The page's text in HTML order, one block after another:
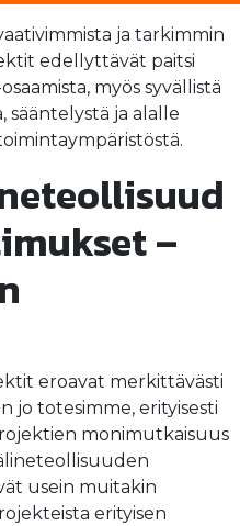
ja tarkimmin
edellyttävät paitsi
myös syvällistä
ja alalle
–
eroavat merkittävästi
jo totesimme, erityisesti
monimutkaisuus
usein muitakin
erityisen